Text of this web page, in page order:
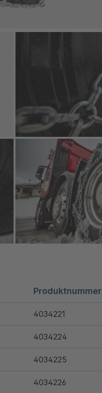
Produktnummer
4034221
4034224
4034225
4034226